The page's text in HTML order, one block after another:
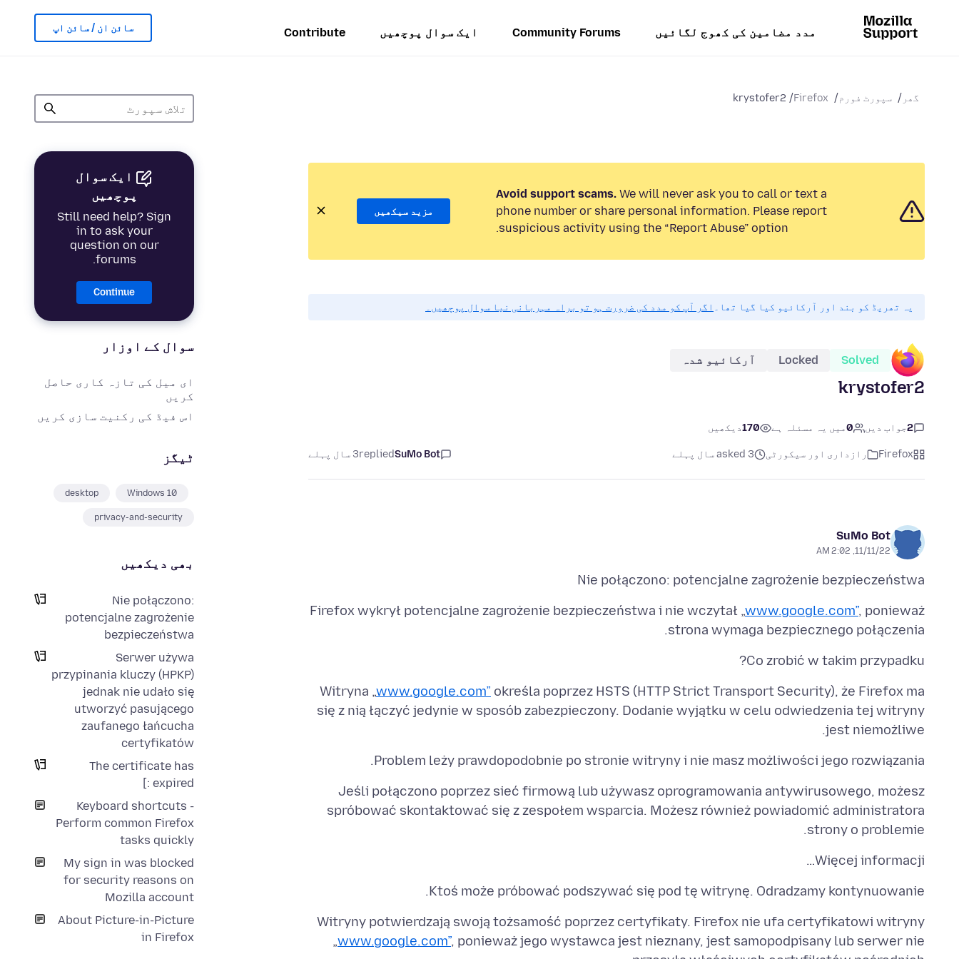
مدد مضامین کی کھوج لگائیں Community Forums ایک سوال پوچھیں Contribute سائن ان / سائن اپ
گھر سپورٹ فورم Firefox
krystofer2
ایک سوال
پوچھیں
Still need help? Sign
in to ask your
question on our
forums.
Continue
سوال کے اوزار
ای میل کی تازہ کاری حاصل
کریں
اس فیڈ کی رکنیت سازی کریں
ٹیگز
Windows 10
desktop
privacy-and-security
بھی دیکھیں
Nie połączono:
potencjalne zagrożenie
bezpieczeństwa
Serwer używa
przypinania kluczy (HPKP)
jednak nie udało się
utworzyć pasującego
zaufanego łańcucha
certyfikatów
The certificate has
expired :]
Keyboard shortcuts -
Perform common Firefox
tasks quickly
My sign in was blocked
for security reasons on
Mozilla account
About Picture-in-Picture
in Firefox
Avoid support scams. We will never ask you to call or text a
phone number or share personal information. Please report
suspicious activity using the “Report Abuse” option.
مزید سیکھیں
یہ تھریڈ کو بند اور آرکائیو کیا گیا تھا۔ اگر آپ کو مدد کی ضرورت ہو تو براہ مہربانی نیا سوال پوچھیں۔
Solved
Locked آرکائیو شدہ
krystofer2
2جواب دیں 0میں یہ مسئلہ ہے 170دیکھیں
Firefox رازداری اور سیکورٹی asked 3 سال پہلے SuMo Bot
replied3 سال پہلے
SuMo Bot
11/11/22, 2:02 AM
Nie połączono: potencjalne zagrożenie bezpieczeństwa
Firefox wykrył potencjalne zagrożenie bezpieczeństwa i nie wczytał „www.google.com”, ponieważ
strona wymaga bezpiecznego połączenia.
Co zrobić w takim przypadku?
Witryna „www.google.com” określa poprzez HSTS (HTTP Strict Transport Security), że Firefox ma
się z nią łączyć jedynie w sposób zabezpieczony. Dodanie wyjątku w celu odwiedzenia tej witryny
jest niemożliwe.
Problem leży prawdopodobnie po stronie witryny i nie masz możliwości jego rozwiązania.
Jeśli połączono poprzez sieć firmową lub używasz oprogramowania antywirusowego, możesz
spróbować skontaktować się z zespołem wsparcia. Możesz również powiadomić administratora
strony o problemie.
Więcej informacji…
Ktoś może próbować podszywać się pod tę witrynę. Odradzamy kontynuowanie.
Witryny potwierdzają swoją tożsamość poprzez certyfikaty. Firefox nie ufa certyfikatowi witryny
„www.google.com”, ponieważ jego wystawca jest nieznany, jest samopodpisany lub serwer nie